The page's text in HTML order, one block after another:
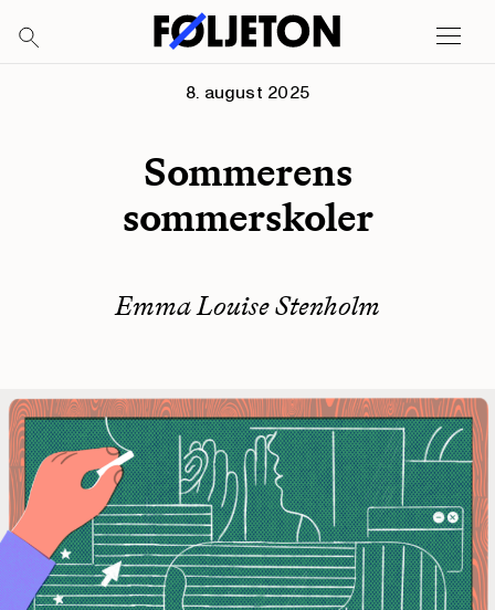
8. august 2025
Sommerens
sommerskoler
Emma Louise Stenholm